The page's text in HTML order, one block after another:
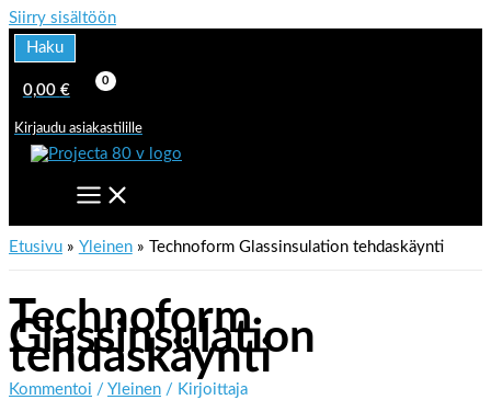
Siirry sisältöön
Haku
0,00 €
Kirjaudu asiakastilille
Etusivu Yleinen Technoform Glassinsulation tehdaskäynti
Technoform
Glassinsulation
tehdaskäynti
Kommentoi / Yleinen / Kirjoittaja